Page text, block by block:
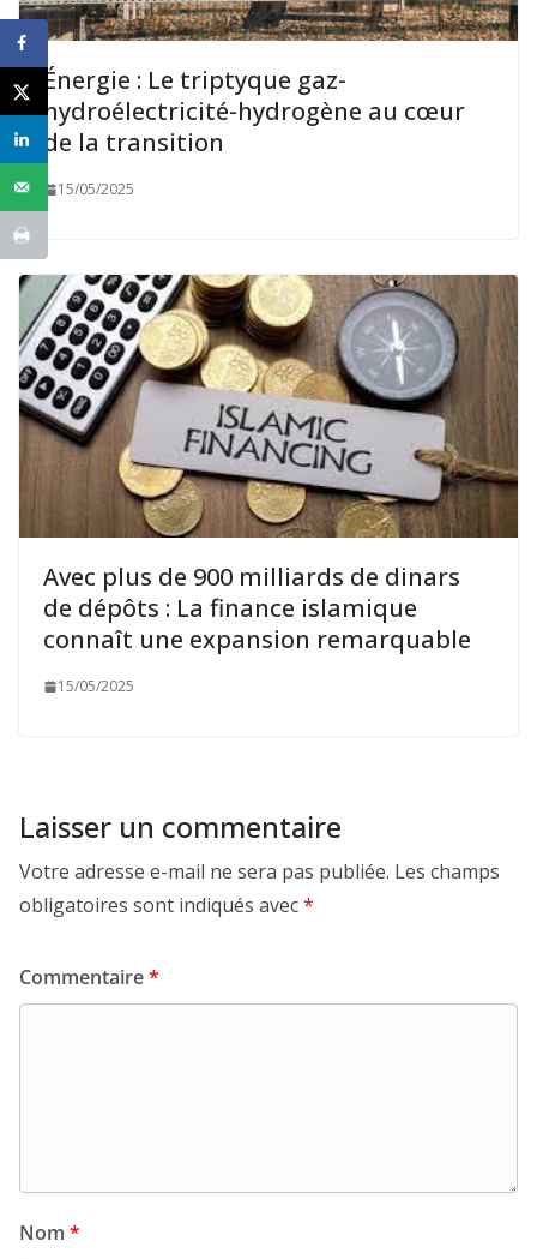
Énergie : Le triptyque gaz-
hydroélectricité-hydrogène au cœur
de la transition
15/05/2025
Avec plus de 900 milliards de dinars
de dépôts : La finance islamique
connaît une expansion remarquable
15/05/2025
Laisser un commentaire
Votre adresse e-mail ne sera pas publiée. Les champs
obligatoires sont indiqués avec*
Commentaire*
Nom *